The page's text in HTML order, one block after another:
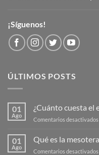
¡Síguenos!
ÚLTIMOS POSTS
01
Ago
¿Cuánto cuesta el
Comentarios desactivados
01
Ago
Qué es la
Comentarios desactivados